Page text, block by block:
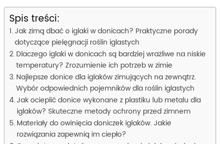
Spis treści:
Jak zimą dbać o iglaki w donicach? Praktyczne porady
dotyczące pielęgnacji roślin iglastych
Dlaczego iglaki w donicach są bardziej wrażliwe na niskie
temperatury? Zrozumienie ich potrzeb w zimie
Najlepsze donice dla iglaków zimujących na zewnątrz.
Wybór odpowiednich pojemników dla roślin iglastych
Jak ocieplić donice wykonane z plastiku lub metalu dla
iglaków? Skuteczne metody ochrony przed zimnem
Materiały do owinięcia doniczek iglaków. Jakie
rozwiązania zapewnią im ciepło?